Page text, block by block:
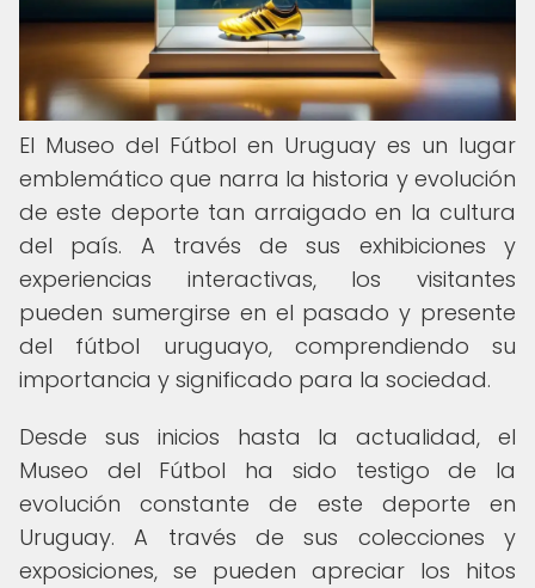
El Museo del Fútbol en Uruguay es un lugar
emblemático que narra la historia y evolución
de este deporte tan arraigado en la cultura
del país. A través de sus exhibiciones y
experiencias interactivas, los visitantes
pueden sumergirse en el pasado y presente
del fútbol uruguayo, comprendiendo su
importancia y significado para la sociedad.
Desde sus inicios hasta la actualidad, el
Museo del Fútbol ha sido testigo de la
evolución constante de este deporte en
Uruguay. A través de sus colecciones y
exposiciones, se pueden apreciar los hitos